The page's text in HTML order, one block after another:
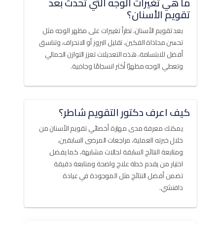
تقويم الأسنان؟
بعد تقويم الأسنان، تطرأ تغييرات على مظهر الوجه مثل
تحسن محاذاة الفكين، تقليل البروز أو الانحراف، وتناسق
أفضل للابتسامة، هذه التعديلات تعزز التوازن الجمالي
وتعطي الوجه مظهرًا أكثر انسجامًا وجاذبية.
كيف اعرف دكتور التقويم شاطر؟
يمكنك معرفة مدى مهارة أخصائي تقويم الأسنان من
خلال خبرته العملية، مراجعات المرضى السابقين،
ومتابعة النتائج السابقة لحالات مشابهة، كما يفضل
اختيار من يقدم خطة علاج واضحة ومتابعة دقيقة
تضمن أفضل النتائج مثل الموجودة في عيادة
دافنشي.